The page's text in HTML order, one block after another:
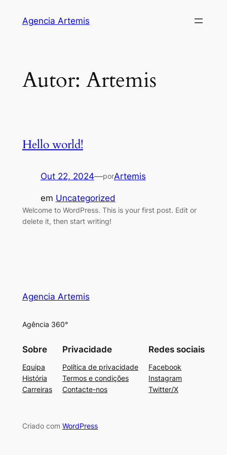
Agencia Artemis
Autor: Artemis
Hello world!
Out 22, 2024—porArtemis
em Uncategorized
Welcome to WordPress. This is your first post. Edit or
delete it, then start writing!
Agencia Artemis
Agência 360°
Sobre
Equipa
História
Carreiras
Privacidade
Política de privacidade
Termos e condições
Contacte-nos
Redes sociais
Facebook
Instagram
Twitter/X
Criado com WordPress